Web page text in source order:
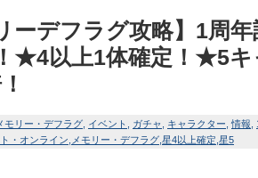
ーデフラグ攻略】1周年
★4以上1体確定！★5キ
モリー・デフラグ イベント ガチャ キャラクター 情報
・オンライン メモリー・デフラグ 星4以上確定 星5